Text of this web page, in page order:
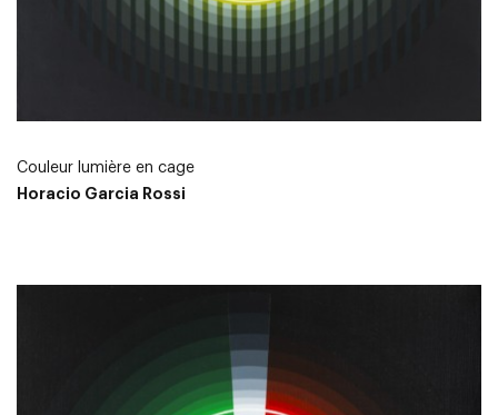
Couleur lumière en cage
Horacio Garcia Rossi